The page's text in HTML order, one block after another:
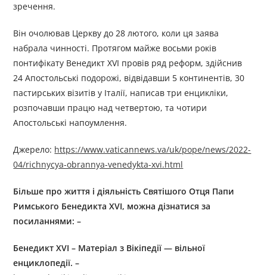
зречення.
Він очолював Церкву до 28 лютого, коли ця заява
набрала чинності. Протягом майже восьми років
понтифікату Венедикт XVI провів ряд реформ, здійснив
24 Апостольські подорожі, відвідавши 5 континентів, 30
пастирських візитів у Італії, написав три енцикліки,
розпочавши працю над четвертою, та чотири
Апостольські напоумлення.
Джерелo: https://www.vaticannews.va/uk/pope/news/2022-
04/richnycya-obrannya-venedykta-xvi.html
Більше про життя і діяльністьСвятішогоОтця Папи
Римського Бенедикта XVI, можна дізнатися за
посиланнями: –
Бенедикт XVI – Матеріал з Вікіпедії — вільної
енциклопедії. –